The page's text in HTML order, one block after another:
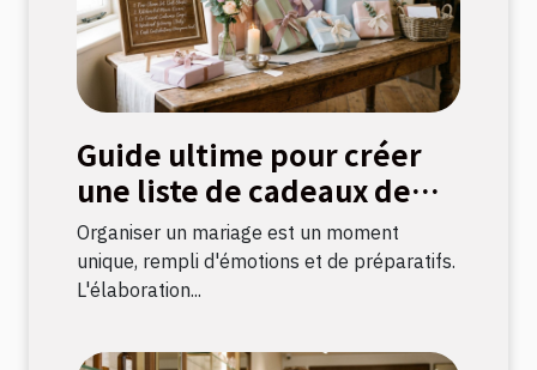
Guide ultime pour créer
une liste de cadeaux de
mariage parfaite
Organiser un mariage est un moment
unique, rempli d'émotions et de préparatifs.
L'élaboration...